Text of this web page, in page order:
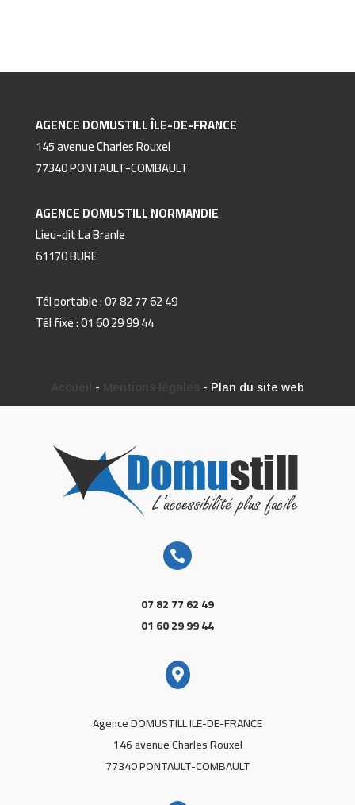
AGENCE DOMUSTILL ÎLE-DE-FRANCE
145 avenue Charles Rouxel
77340 PONTAULT-COMBAULT
AGENCE DOMUSTILLNORMANDIE
Lieu-dit La Branle
61170 BURE
Tél portable : 07 82 77 62 49
Tél fixe : 01 60 29 99 44
- - Plan du site web

07 82 77 62 49
01 60 29 99 44

Agence DOMUSTILL ILE-DE-FRANCE
146 avenue Charles Rouxel
77340 PONTAULT-COMBAULT